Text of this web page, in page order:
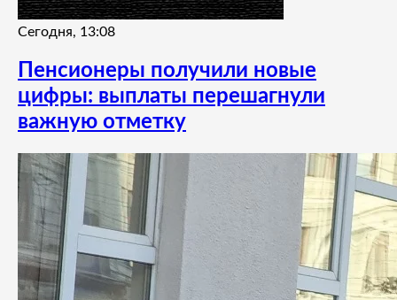
Сегодня, 13:08
Пенсионеры получили новые
цифры: выплаты перешагнули
важную отметку